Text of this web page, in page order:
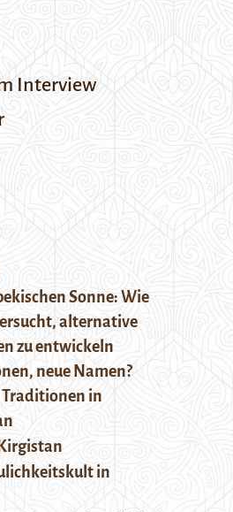
Interview
Sonne: Wie
alternative
zu entwickeln
neue Namen?
in
in